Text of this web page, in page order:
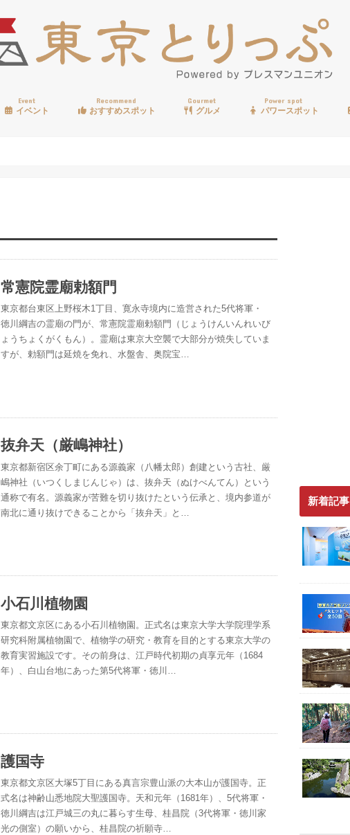
Event
イベント
Recommend
おすすめスポット
Gourmet
グルメ
Power spot
パワースポット
常憲院霊廟勅額門
東京都台東区上野桜木1丁目、寛永寺境内に造営された5代将軍・
徳川綱吉の霊廟の門が、常憲院霊廟勅額門（じょうけんいんれいび
ょうちょくがくもん）。霊廟は東京大空襲で大部分が焼失していま
すが、勅額門は延焼を免れ、水盤舎、奥院宝…
抜弁天（厳嶋神社）
東京都新宿区余丁町にある源義家（八幡太郎）創建という古社、厳
嶋神社（いつくしまじんじゃ）は、抜弁天（ぬけべんてん）という
通称で有名。源義家が苦難を切り抜けたという伝承と、境内参道が
南北に通り抜けできることから「抜弁天」と…
小石川植物園
東京都文京区にある小石川植物園。正式名は東京大学大学院理学系
研究科附属植物園で、植物学の研究・教育を目的とする東京大学の
教育実習施設です。その前身は、江戸時代初期の貞享元年（1684
年）、白山台地にあった第5代将軍・徳川…
護国寺
東京都文京区大塚5丁目にある真言宗豊山派の大本山が護国寺。正
式名は神齢山悉地院大聖護国寺。天和元年（1681年）、5代将軍・
徳川綱吉は江戸城三の丸に暮らす生母、桂昌院（3代将軍・徳川家
光の側室）の願いから、桂昌院の祈願寺…
新着記事